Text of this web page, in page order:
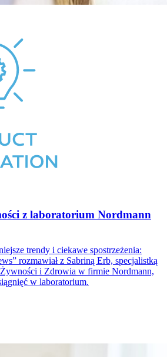
z laboratorium Nordmann
trendy i ciekawe spostrzeżenia:
rozmawiał z Sabriną Erb, specjalistką
i Zdrowia w firmie Nordmann,
w laboratorium.